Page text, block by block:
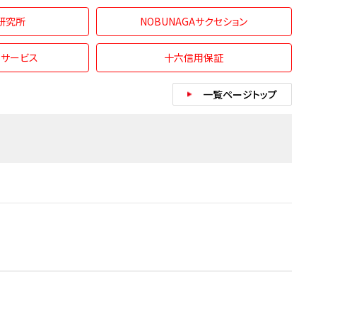
究所 NOBUNAGAサクセション
ービス 十六信用保証
一覧ページトップ